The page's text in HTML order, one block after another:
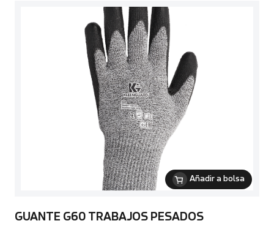
Añadir a bolsa
GUANTE G60 TRABAJOS PESADOS